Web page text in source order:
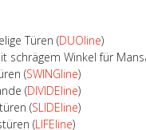
Türen (DUOline)
schrägem Winkel für
(SWINGline)
(DIVIDEline)
(SLIDEline)
(LIFEline)